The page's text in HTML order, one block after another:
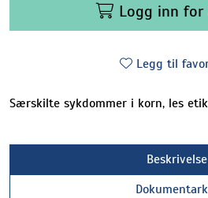
Logg inn for
Legg til
Særskilte sykdommer i korn, les
Beskrivelse